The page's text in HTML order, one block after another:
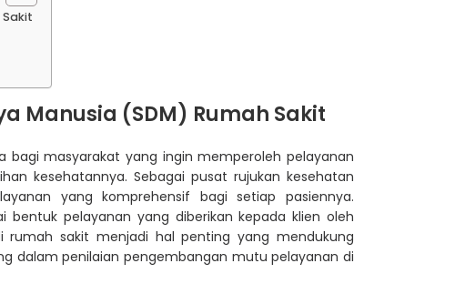
Manusia (SDM) Rumah Sakit
bagi masyarakat yang ingin memperoleh pelayanan
kesehatannya. Sebagai pusat rujukan kesehatan
yang komprehensif bagi setiap pasiennya.
bentuk pelayanan yang diberikan kepada klien oleh
rumah sakit menjadi hal penting yang mendukung
dalam penilaian pengembangan mutu pelayanan di